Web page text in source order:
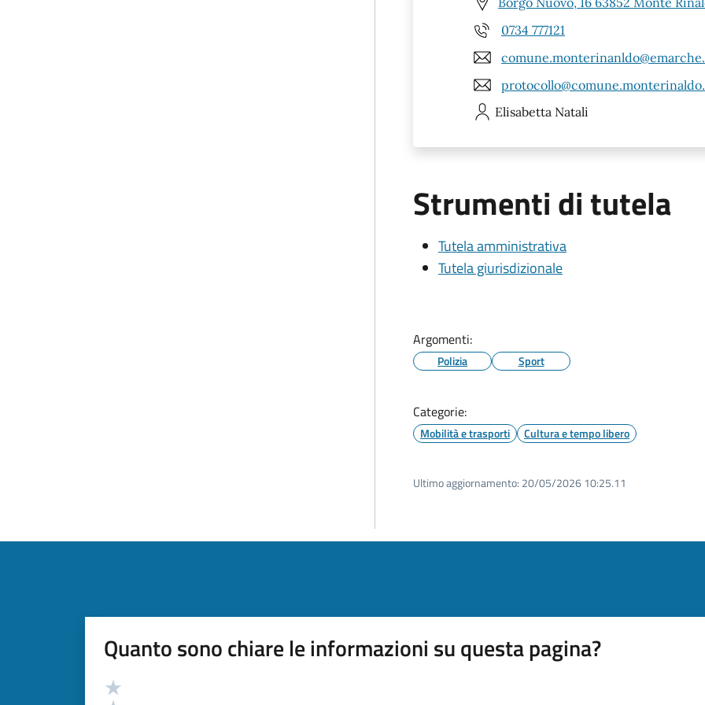
0734 777121
Elisabetta Natali
Strumenti di tutela
Tutela amministrativa
Tutela giurisdizionale
Argomenti:
Polizia Sport
Categorie:
Mobilità e trasporti Cultura e tempo libero
Ultimo aggiornamento: 20/05/2026 10:25.11
Quanto sono chiare le informazioni su questa pagina?
Valutazione